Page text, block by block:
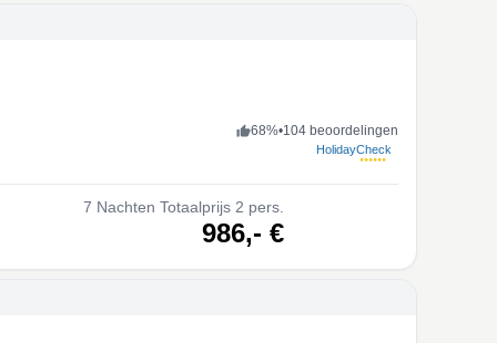
68%•104 beoordelingen
HolidayCheck
7 Nachten Totaalprijs 2 pers.
986,- €